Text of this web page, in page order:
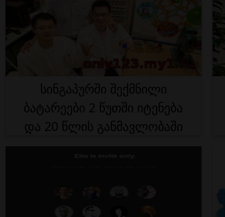
სინგაპურში შექმნილი
ბატარეები 2 წუთში იტენება
და 20 წლის განმავლობაში